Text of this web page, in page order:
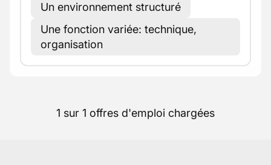
Un environnement structuré
Une fonction variée: technique,
organisation
1 sur 1 offres d'emploi chargées